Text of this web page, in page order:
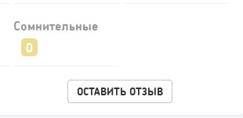
Сомнительные
ОСТАВИТЬ ОТЗЫВ